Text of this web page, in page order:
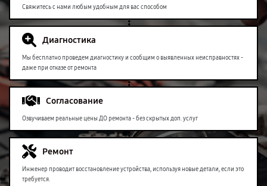
Свяжитесь с нами любым удобным для вас способом
Диагностика
Мы бесплатно проведем диагностику и сообщим о выявленных неисправностях -
даже при отказе от ремонта
Согласование
Озвучиваем реальные цены ДО ремонта - без скрытых доп. услуг
Ремонт
Инженер проводит восстановление устройства, используя новые детали, если это
требуется.